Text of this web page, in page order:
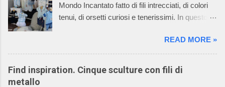
Mondo Incantato fatto di fili intrecciati, di colori
tenui, di orsetti curiosi e tenerissimi. In questo
artigiani, che lavorano i fili con la maglieria e con
l’uncinetto, creando dei deliziosi vestitini per
bambini. Questo mondo incantato è il sogno,
avverato, della signora Graziella, che dal 1968
READ MORE »
Find inspiration. Cinque sculture con fili di
metallo